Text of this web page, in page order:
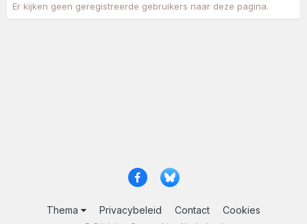
Er kijken geen geregistreerde gebruikers naar deze pagina.
Thema Privacybeleid Contact Cookies